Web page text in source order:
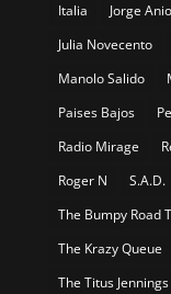
Italia
Jorge
Julia Novecento
Manolo Salido
Paises Bajos
Radio Mirage
Roger N
S.A.D.
The Bumpy Road
The Krazy Queue
The Titus